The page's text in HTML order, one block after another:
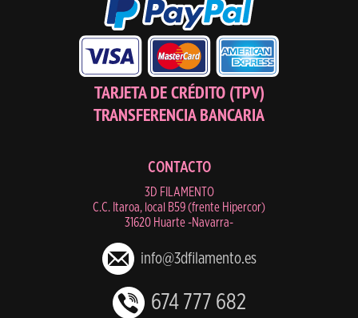
TARJETA DE CRÉDITO (TPV)
TRANSFERENCIA BANCARIA
CONTACTO
3D FILAMENTO
C.C. Itaroa, local B59 (frente Hipercor)
31620 Huarte -Navarra-
info@3dfilamento.es
674 777 682